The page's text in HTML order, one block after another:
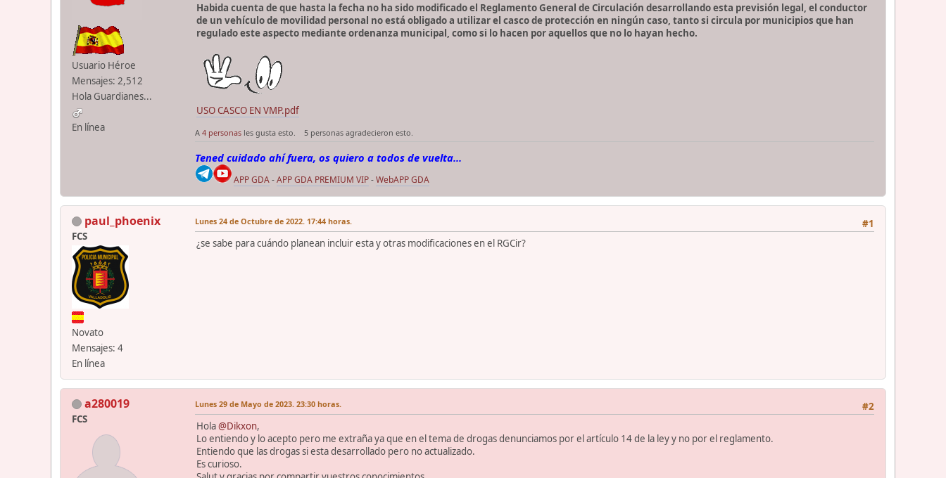
Usuario Héroe
Mensajes: 2,512
Hola Guardianes...
En línea
Habida cuenta de que hasta la fecha no ha sido modificado el Reglamento General de Circulación desarrollando esta previsión legal, el conductor
de un vehículo de movilidad personal no está obligado a utilizar el casco de protección en ningún caso, tanto si circula por municipios que han
regulado este aspecto mediante ordenanza municipal, como si lo hacen por aquellos que no lo hayan hecho.
USO CASCO EN VMP.pdf
A 4 personas les gusta esto. 5 personas agradecieron esto.
Tened cuidado ahí fuera, os quiero a todos de vuelta...
APP GDA-APP GDA PREMIUM VIP-WebAPP GDA
paul_phoenix
FCS
Novato
Mensajes: 4
En línea
#1
Lunes 24 de Octubre de 2022. 17:44 horas.
¿se sabe para cuándo planean incluir esta y otras modificaciones en el RGCir?
a280019
FCS
#2
Lunes 29 de Mayo de 2023. 23:30 horas.
Hola@Dikxon,
Lo entiendo y lo acepto pero me extraña ya que en el tema de drogas denunciamos por el artículo 14 de la ley y no por el reglamento.
Entiendo que las drogas si esta desarrollado pero no actualizado.
Es curioso.